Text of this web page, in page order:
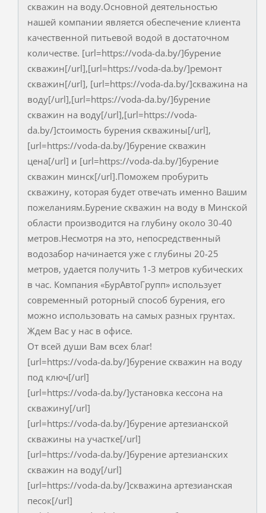
скважин на воду.Основной деятельностью
нашей компании является обеспечение клиента
качественной питьевой водой в достаточном
количестве. [url=https://voda-da.by/]бурение
скважин[/url],[url=https://voda-da.by/]ремонт
скважин[/url], [url=https://voda-da.by/]скважина на
воду[/url],[url=https://voda-da.by/]бурение
скважин на воду[/url],[url=https://voda-
da.by/]стоимость бурения скважины[/url],
[url=https://voda-da.by/]бурение скважин
цена[/url] и [url=https://voda-da.by/]бурение
скважин минск[/url].Поможем пробурить
скважину, которая будет отвечать именно Вашим
пожеланиям.Бурение скважин на воду в Минской
области производится на глубину около 30-40
метров.Несмотря на это, непосредственный
водозабор начинается уже с глубины 20-25
метров, удается получить 1-3 метров кубических
в час. Компания «БурАвтоГрупп» использует
современный роторный способ бурения, его
можно использовать на самых разных грунтах.
Ждем Вас у нас в офисе.
От всей души Вам всех благ!
[url=https://voda-da.by/]бурение скважин на воду
под ключ[/url]
[url=https://voda-da.by/]установка кессона на
скважину[/url]
[url=https://voda-da.by/]бурение артезианской
скважины на участке[/url]
[url=https://voda-da.by/]бурение артезианских
скважин на воду[/url]
[url=https://voda-da.by/]скважина артезианская
песок[/url]